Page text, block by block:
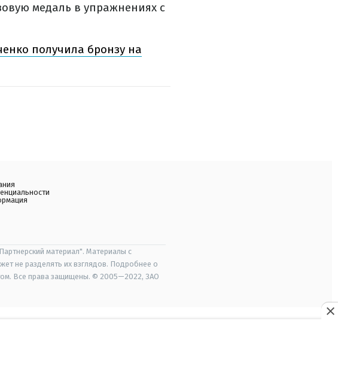
медаль в упражнениях с
получила бронзу на
материал". Материалы с
не разделять их взглядов. Подробнее о
Все права защищены. © 2005—2022, ЗАО